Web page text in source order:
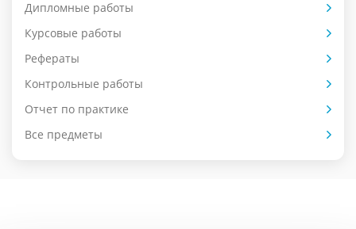
Дипломные работы
Курсовые работы
Рефераты
Контрольные работы
Отчет по практике
Все предметы